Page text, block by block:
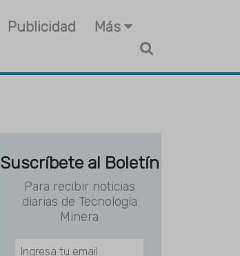
Publicidad Más
Suscríbete al Boletín
Para recibir noticias
diarias de Tecnología
Minera